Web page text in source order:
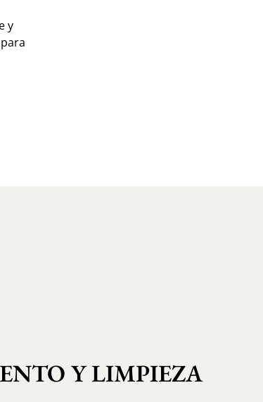
y
Y LIMPIEZA